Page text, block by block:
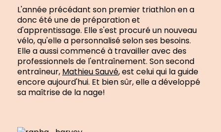
L'année précédant son premier triathlon en a
donc été une de préparation et
d'apprentissage. Elle s'est procuré un nouveau
vélo, qu'elle a personnalisé selon ses besoins.
Elle a aussi commencé à travailler avec des
professionnels de l'entraînement. Son second
entraîneur, Mathieu Sauvé, est celui qui la guide
encore aujourd'hui. Et bien sûr, elle a développé
sa maîtrise de la nage!